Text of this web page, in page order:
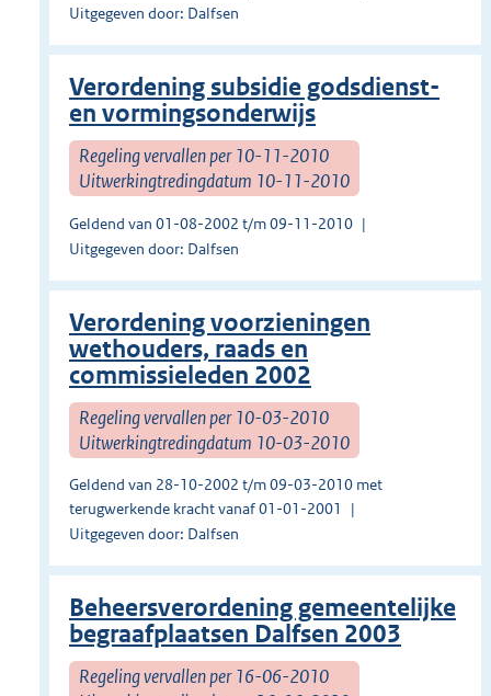
Uitgegeven door: Dalfsen
Verordening subsidie godsdienst-
en vormingsonderwijs
Regeling vervallen per 10-11-2010
Uitwerkingtredingdatum 10-11-2010
Geldend van 01-08-2002 t/m 09-11-2010
Uitgegeven door: Dalfsen
Verordening voorzieningen
wethouders, raads en
commissieleden 2002
Regeling vervallen per 10-03-2010
Uitwerkingtredingdatum 10-03-2010
Geldend van 28-10-2002 t/m 09-03-2010 met
terugwerkende kracht vanaf 01-01-2001
Uitgegeven door: Dalfsen
Beheersverordening gemeentelijke
begraafplaatsen Dalfsen 2003
Regeling vervallen per 16-06-2010